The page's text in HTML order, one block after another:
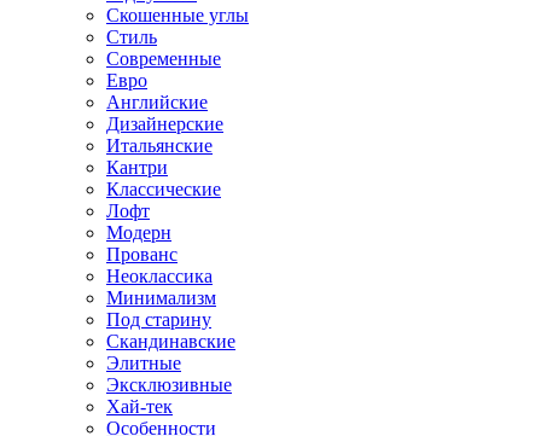
Скошенные углы
Стиль
Современные
Евро
Английские
Дизайнерские
Итальянские
Кантри
Классические
Лофт
Модерн
Прованс
Неоклассика
Минимализм
Под старину
Скандинавские
Элитные
Эксклюзивные
Хай-тек
Особенности